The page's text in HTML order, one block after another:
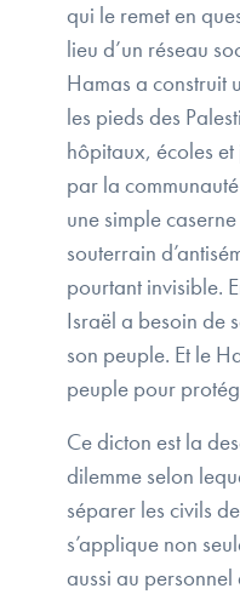
qui le remet en
lieu d’un réseau
Hamas a construit
les pieds des
hôpitaux, écoles
par la
une simple
souterrain
pourtant invisible.
Israël a besoin de
son peuple. Et le
peuple pour
Ce dicton est la
dilemme selon
séparer les civils
s’applique non
aussi au personnel